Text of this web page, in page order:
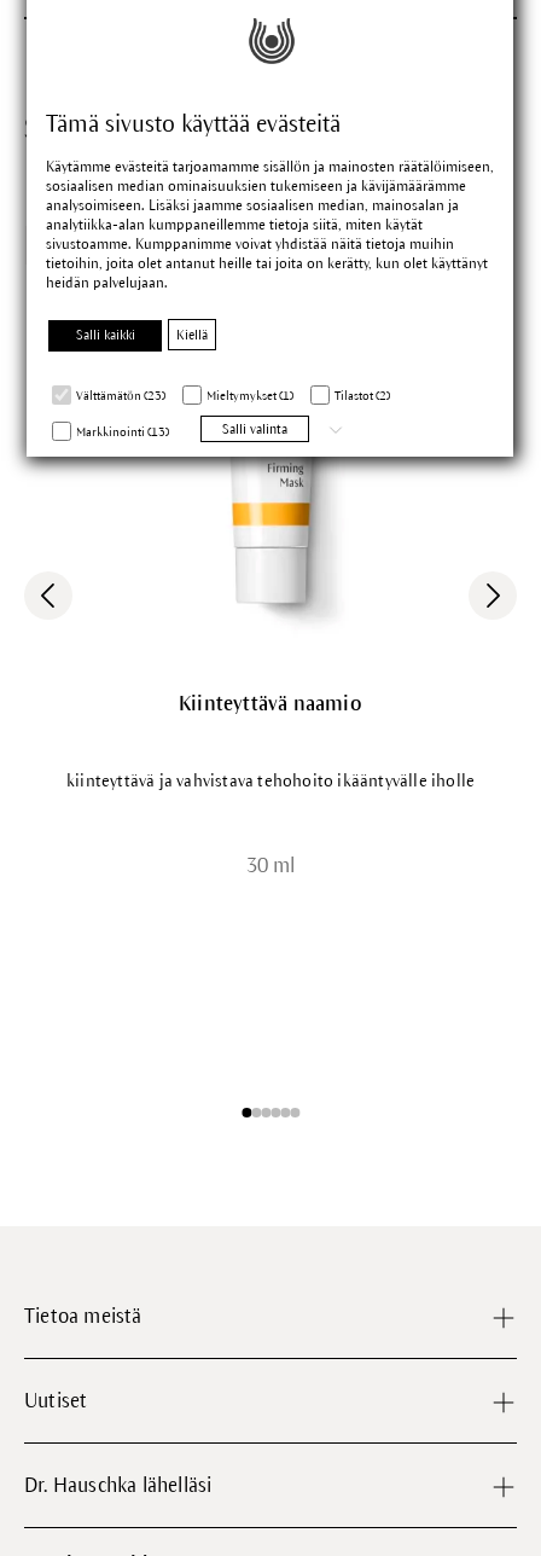
Tämä sivusto käyttää evästeitä
Käytämme evästeitä tarjoamamme sisällön ja mainosten räätälöimiseen,
sosiaalisen median ominaisuuksien tukemiseen ja kävijämäärämme
analysoimiseen. Lisäksi jaamme sosiaalisen median, mainosalan ja
analytiikka-alan kumppaneillemme tietoja siitä, miten käytät
sivustoamme. Kumppanimme voivat yhdistää näitä tietoja muihin
tietoihin, joita olet antanut heille tai joita on kerätty, kun olet käyttänyt
heidän palvelujaan.
Salli kaikki Kiellä
Välttämätön (23) Mieltymykset (1) Tilastot (2)
Markkinointi (13) Salli valinta
Sopivat tuotteet
Zufriedenheit
sgarantie
Kiinteyttävä naamio
kiinteyttävä ja vahvistava tehohoito ikääntyvälle iholle
30 ml
Tietoa meistä
Uutiset
Dr. Hauschka lähelläsi